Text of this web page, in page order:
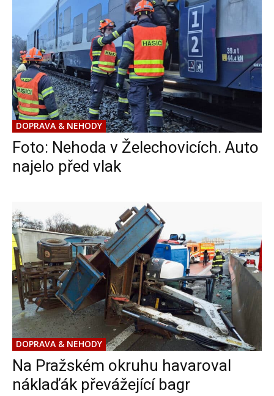
DOPRAVA & NEHODY
Foto: Nehoda v Želechovicích. Auto
najelo před vlak
DOPRAVA & NEHODY
Na Pražském okruhu havaroval
náklaďák převážející bagr